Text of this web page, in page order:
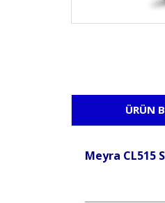
ÜRÜN
Meyra CL515